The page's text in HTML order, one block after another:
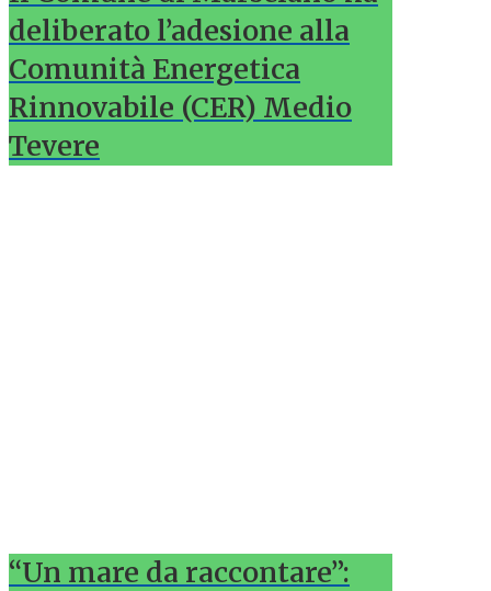
deliberato l’adesione alla
Comunità Energetica
Rinnovabile (CER) Medio
Tevere
“Un mare da raccontare”: